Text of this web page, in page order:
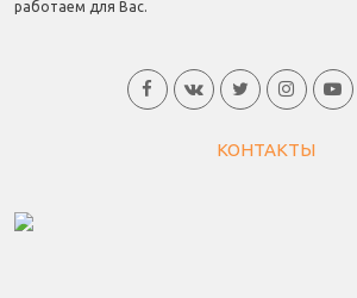
работаем для Вас.
КОНТАКТЫ